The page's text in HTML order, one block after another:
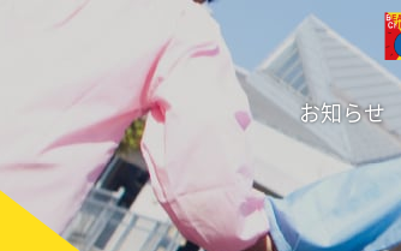
お知らせ